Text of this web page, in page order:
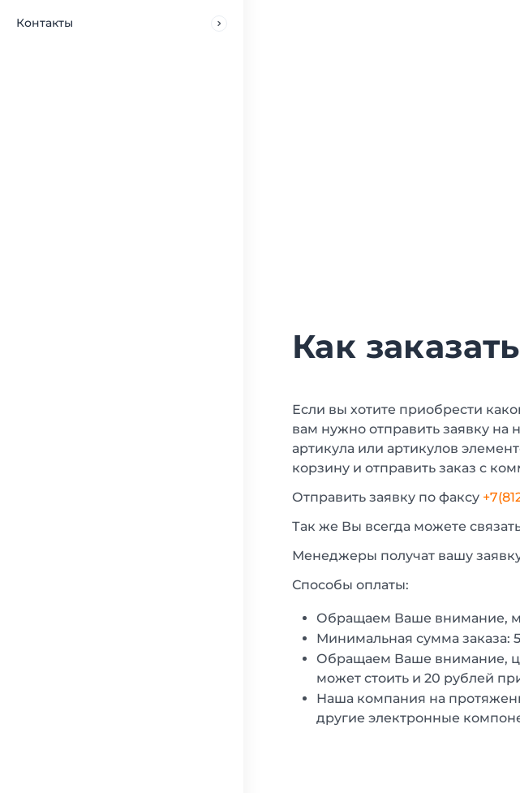
Контакты
Как заказать
Если вы хотите приобрести
вам нужно отправить заявку
артикула или артикулов
корзину и отправить заказ с
Отправить заявку по факсу
Так же Вы всегда можете
Менеджеры получат вашу
Способы оплаты:
Обращаем Ваше внимание,
Минимальная сумма заказа:
Обращаем Ваше внимание,
может стоить и 20 рублей
Наша компания на
другие электронные